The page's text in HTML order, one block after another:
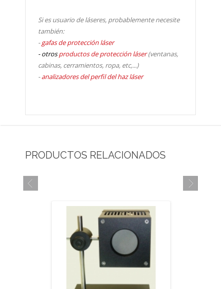
Si es usuario de láseres, probablemente necesite
también:
-gafas de protección láser
- otrosproductos de protección láser(ventanas,
cabinas, cerramientos, ropa, etc,...)
-analizadores del perfil del haz láser
PRODUCTOS RELACIONADOS